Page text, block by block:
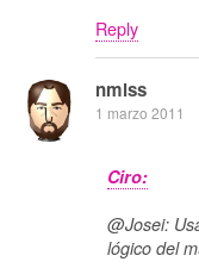
Reply
nmlss
1 marzo 2011
Ciro:
@Josei:
lógico del